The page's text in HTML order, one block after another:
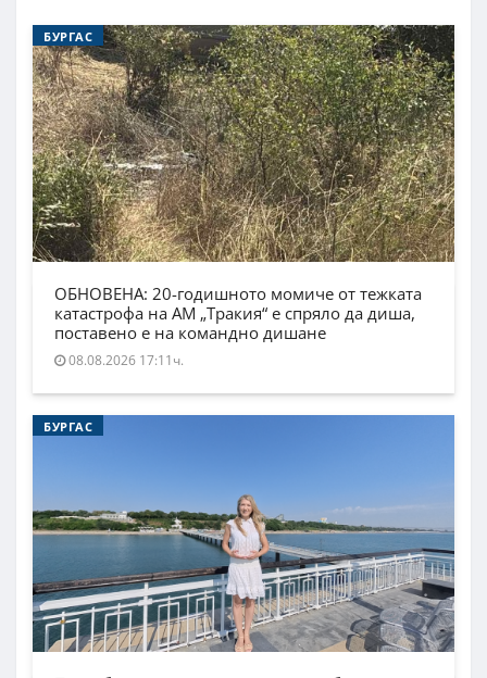
БУРГАС
ОБНОВЕНА: 20-годишното момиче от тежката
катастрофа на АМ „Тракия“ е спряло да диша,
поставено е на командно дишане
08.08.2026 17:11ч.
БУРГАС